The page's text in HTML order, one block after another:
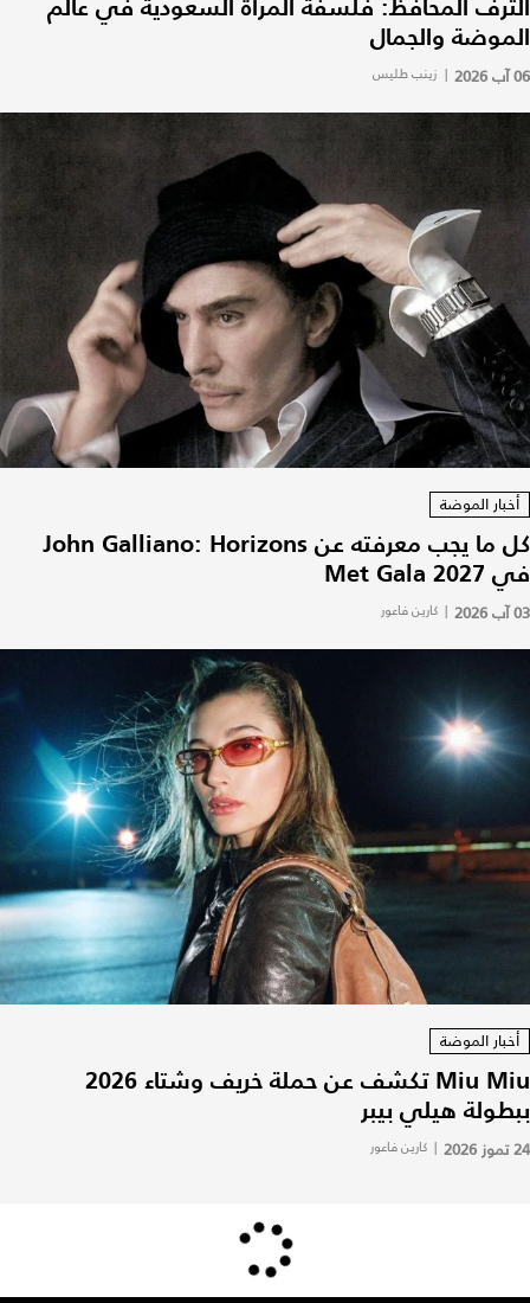
الموضة والجمال
06 آب 2026 | زينب طليس
أخبار الموضة
كل ما يجب معرفته عن John Galliano: Horizons
في Met Gala 2027
03 آب 2026 | كارين فاعور
أخبار الموضة
Miu Miu تكشف عن حملة خريف وشتاء 2026
ببطولة هيلي بيبر
24 تموز 2026 | كارين فاعور